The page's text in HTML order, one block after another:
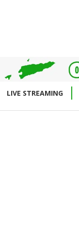
LIVE STREAMING